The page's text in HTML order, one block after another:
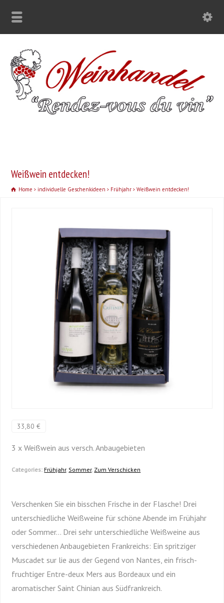
Weißwein entdecken!
Home individuelle Geschenkideen Frühjahr Weißwein entdecken!
33,80 €
3 x Weißwein aus versch. Anbaugebieten
Categories: Frühjahr, Sommer, Zum Verschicken
Verschenken Sie ein bisschen Frische in der Flasche! Drei
unterschiedliche Weißweine für schöne Abende im Frühjahr
oder Sommer… Drei sehr unterschiedliche Weißweine aus
verschiedenen Anbaugebieten Frankreichs: Ein spritziger
Muscadet sur lie aus der Gegend von Nantes, ein frisch-
fruchtiger Entre-deux Mers aus Bordeaux und ein
aromatischer Saint Chinian aus Südfrankreich.